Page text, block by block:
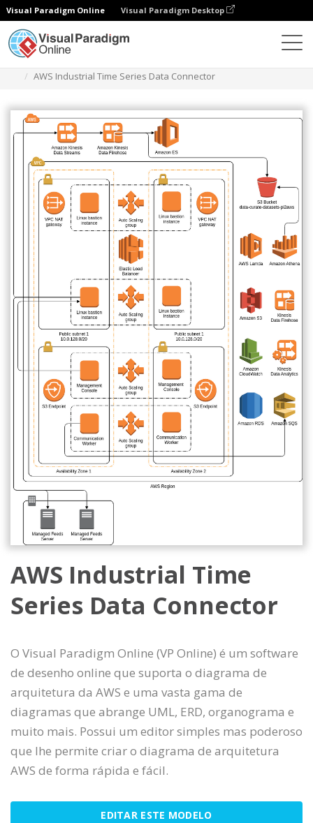
Visual Paradigm Online Visual Paradigm Desktop
AWS Industrial Time Series Data Connector
AWS Industrial Time
Series Data Connector
O Visual Paradigm Online (VP Online) é um software
de desenho online que suporta o diagrama de
arquitetura da AWS e uma vasta gama de
diagramas que abrange UML, ERD, organograma e
muito mais. Possui um editor simples mas poderoso
que lhe permite criar o diagrama de arquitetura
AWS de forma rápida e fácil.
EDITAR ESTE MODELO